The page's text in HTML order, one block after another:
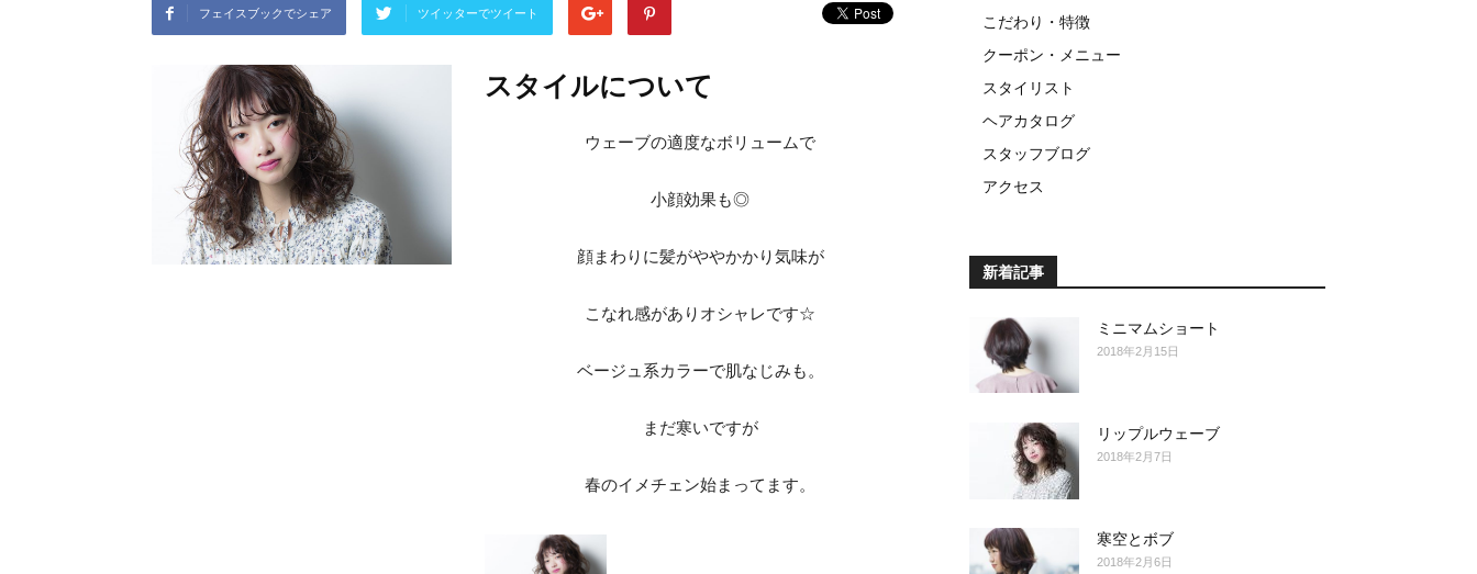
フェイスブックでシェア ツイッターでツイート
スタイルについて
ウェーブの適度なボリュームで
小顔効果も◎
顔まわりに髪がややかかり気味が
こなれ感がありオシャレです☆
ベージュ系カラーで肌なじみも。
まだ寒いですが
春のイメチェン始まってます。
こだわり・特徴
クーポン・メニュー
スタイリスト
ヘアカタログ
スタッフブログ
アクセス
新着記事
ミニマムショート
2018年2月15日
リップルウェーブ
2018年2月7日
寒空とボブ
2018年2月6日